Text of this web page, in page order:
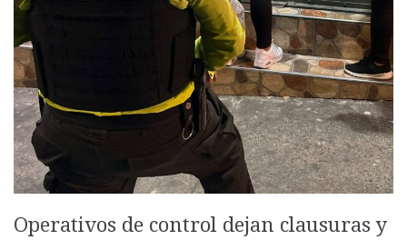
Operativos de control dejan clausuras y